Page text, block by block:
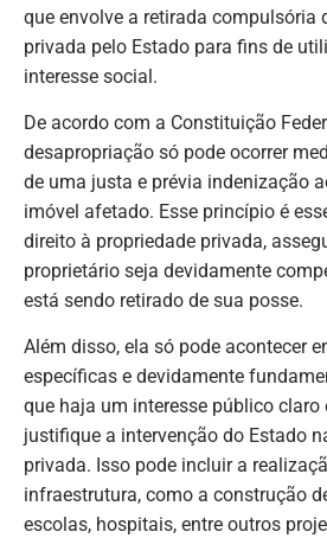
que envolve a retirada compulsória
privada pelo Estado para fins de
interesse social.
De acordo com a Constituição
desapropriação só pode ocorrer
de uma justa e prévia indenização
imóvel afetado. Esse princípio é
direito à propriedade privada,
proprietário seja devidamente
está sendo retirado de sua posse.
Além disso, ela só pode acontecer
específicas e devidamente
que haja um interesse público claro
justifique a intervenção do Estado
privada. Isso pode incluir a
infraestrutura, como a construção
escolas, hospitais, entre outros